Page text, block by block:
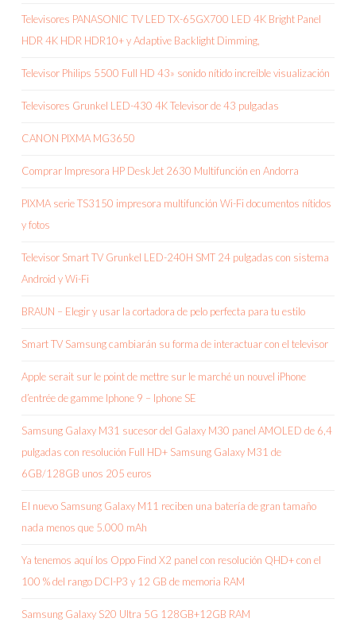
Televisores PANASONIC TV LED TX-65GX700 LED 4K Bright Panel
HDR 4K HDR HDR10+ y Adaptive Backlight Dimming,
Televisor Philips 5500 Full HD 43» sonido nítido increíble visualización
Televisores Grunkel LED-430 4K Televisor de 43 pulgadas
CANON PIXMA MG3650
Comprar Impresora HP DeskJet 2630 Multifunción en Andorra
PIXMA serie TS3150 impresora multifunción Wi-Fi documentos nítidos
y fotos
Televisor Smart TV Grunkel LED-240H SMT 24 pulgadas con sistema
Android y Wi-Fi
BRAUN – Elegir y usar la cortadora de pelo perfecta para tu estilo
Smart TV Samsung cambiarán su forma de interactuar con el televisor
Apple serait sur le point de mettre sur le marché un nouvel iPhone
d’entrée de gamme Iphone 9 – Iphone SE
Samsung Galaxy M31 sucesor del Galaxy M30 panel AMOLED de 6,4
pulgadas con resolución Full HD+ Samsung Galaxy M31 de
6GB/128GB unos 205 euros
El nuevo Samsung Galaxy M11 reciben una batería de gran tamaño
nada menos que 5.000 mAh
Ya tenemos aquí los Oppo Find X2 panel con resolución QHD+ con el
100 % del rango DCI-P3 y 12 GB de memoria RAM
Samsung Galaxy S20 Ultra 5G 128GB+12GB RAM